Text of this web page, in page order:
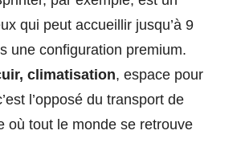
qui peut accueillir jusqu’à 9
une configuration premium.
climatisation, espace pour
l’opposé du transport de
où tout le monde se retrouve